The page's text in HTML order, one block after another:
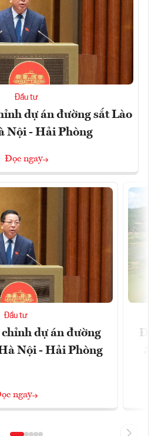
Đầu tư
dự án đường sắt Lào
Nội - Hải Phòng
Đọc ngay
Đầu tư
dự án đường
Nội - Hải Phòng
ngay